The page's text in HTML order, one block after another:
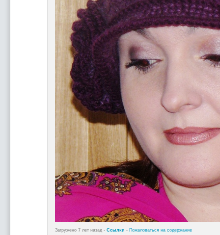
Загружено 7 лет назад - Ссылки - Пожаловаться на содержание